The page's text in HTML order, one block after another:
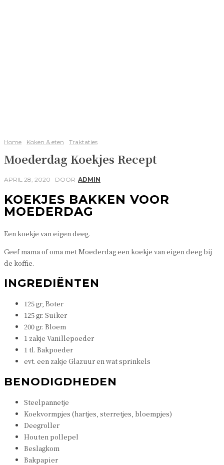
Home Koken & eten Traktaties
Moederdag Koekjes Recept
APRIL 28, 2020 DOOR ADMIN
KOEKJES BAKKEN VOOR
MOEDERDAG
Een koekje van eigen deeg.
Geef mama of oma met Moederdag een koekje van eigen deeg bij
de koffie.
INGREDIËNTEN
125 gr, Boter
125 gr. Suiker
200 gr. Bloem
1 zakje Vanillepoeder
1 tl. Bakpoeder
evt. een zakje Glazuur en wat sprinkels
BENODIGDHEDEN
Steelpannetje
Koekvormpjes (hartjes, sterretjes, bloempjes)
Deegroller
Houten pollepel
Beslagkom
Bakpapier